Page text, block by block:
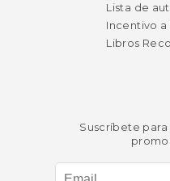
Lista de
Incentivo a
Libros
Suscríbete